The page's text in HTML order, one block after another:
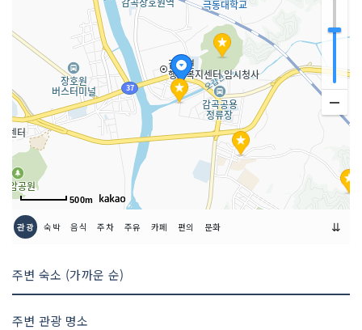
가능
쉬는날 점포별로 상이함
판매 품목 고추 등의 농산물 / 생활필수품
규모 연면적 3,084㎡ / 매장면적 1,721㎡
500m
관광 숙박 음식 주차 주유 카페 편의 문화 ⇊
주변 숙소 (가까운 순)
주변 관광 명소